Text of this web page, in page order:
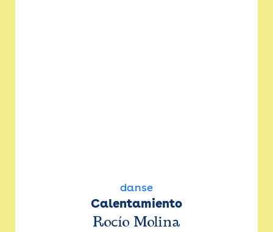
danse
Calentamiento
Rocío Molina